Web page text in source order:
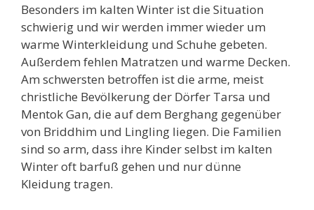
Besonders im kalten Winter ist die Situation
schwierig und wir werden immer wieder um
warme Winterkleidung und Schuhe gebeten.
Außerdem fehlen Matratzen und warme Decken.
Am schwersten betroffen ist die arme, meist
christliche Bevölkerung der Dörfer Tarsa und
Mentok Gan, die auf dem Berghang gegenüber
von Briddhim und Lingling liegen. Die Familien
sind so arm, dass ihre Kinder selbst im kalten
Winter oft barfuß gehen und nur dünne
Kleidung tragen.